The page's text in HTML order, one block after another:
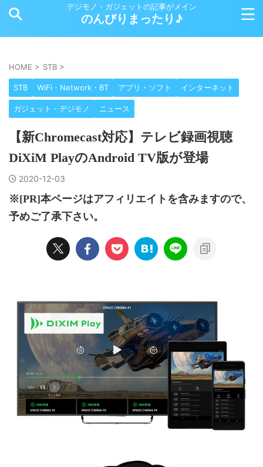
デジモノ・ガジェットの記事がメイン
のんびりまったり♪
HOME > STB >
STB WiFi・Network・BT アプリ・ソフト インターネット
ガジェット・デジモノ ニュース
【新Chromecast対応】テレビ録画視聴
DiXiM PlayのAndroid TV版が登場
2020-12-03
※[PR]本ページはアフィリエイトを含みますので、
予めご了承下さい。